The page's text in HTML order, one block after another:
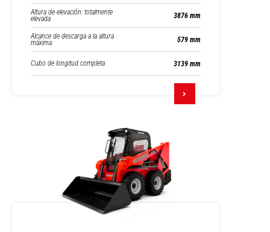
Altura de elevación: totalmente
elevada 3876 mm
Alcance de descarga a la altura
máxima 579 mm
Cubo de longitud completa 3139 mm